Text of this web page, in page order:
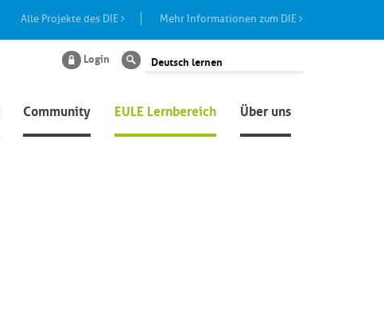
Alle Projekte des DIE Mehr Informationen zum DIE
Community EULE Lernbereich Über uns
Login Suche